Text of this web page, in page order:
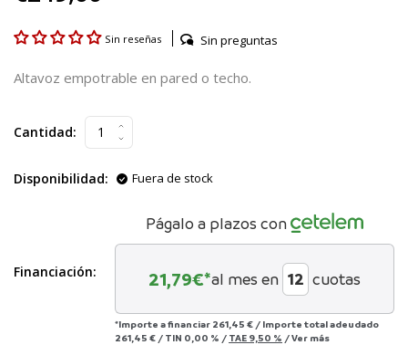
Sin reseñas Sin preguntas
Altavoz empotrable en pared o techo.
Cantidad:
Disponibilidad: Fuera de stock
Financiación:
Págalo a plazos con
21,79€*al mes en cuotas
*Importe a financiar 261,45 € / Importe total adeudado
261,45 € / TIN 0,00 % / TAE 9,50 % /Ver más